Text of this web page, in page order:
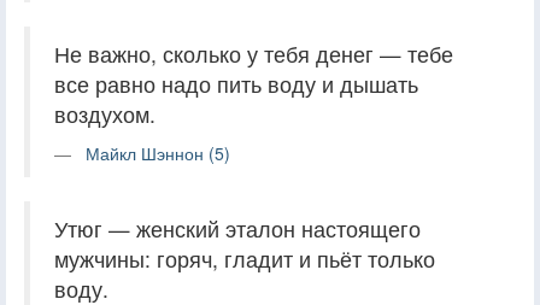
Не важно, сколько у тебя денег — тебе
все равно надо пить воду и дышать
воздухом.
Майкл Шэннон (5)
Утюг — женский эталон настоящего
мужчины: горяч, гладит и пьёт только
воду.